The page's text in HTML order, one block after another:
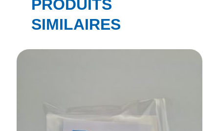
PRODUITS
SIMILAIRES